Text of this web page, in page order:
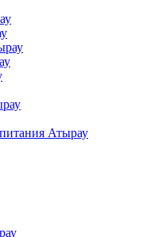
Атырау